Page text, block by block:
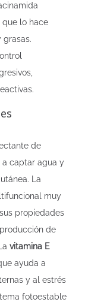
lo hace
de
a captar agua y
La
muy
propiedades
de
vitamina E
ayuda a
y al estrés
fotoestable